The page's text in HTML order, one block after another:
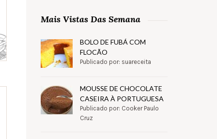
Mais Vistas Das Semana
BOLO DE FUBÁ COM
FLOCÃO
Publicado por: suareceita
MOUSSE DE CHOCOLATE
CASEIRA À PORTUGUESA
Publicado por: Cooker Paulo
Cruz